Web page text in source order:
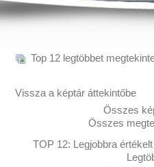
Top 12 legtöbbet
Vissza a képtár áttekintőbe
Összes
Összes
TOP 12: Legjobbra értékelt